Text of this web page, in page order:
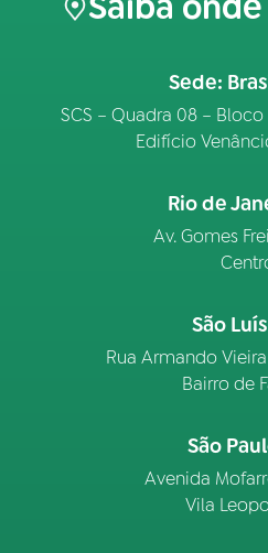
Sede:
SCS – Quadra 08 –
Edifício
Rio de
Av. Gomes
São
Rua Armando Vieira
Bairro de
São
Avenida
Vila